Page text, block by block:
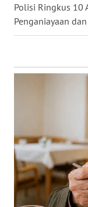
Polisi Ringkus 10
Penganiayaan
WN
MALUT
WN
TOBA
WN
NIAS